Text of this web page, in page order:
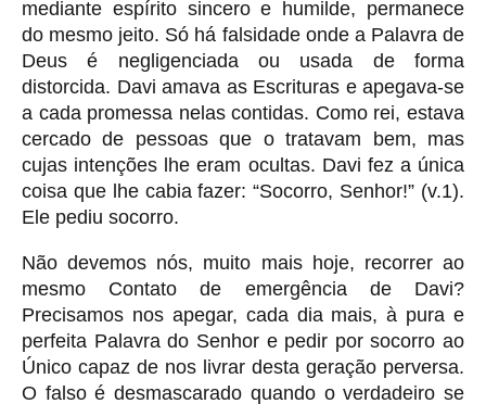
mediante espírito sincero e humilde, permanece
do mesmo jeito. Só há falsidade onde a Palavra de
Deus é negligenciada ou usada de forma
distorcida. Davi amava as Escrituras e apegava-se
a cada promessa nelas contidas. Como rei, estava
cercado de pessoas que o tratavam bem, mas
cujas intenções lhe eram ocultas. Davi fez a única
coisa que lhe cabia fazer: “Socorro, Senhor!” (v.1).
Ele pediu socorro.
Não devemos nós, muito mais hoje, recorrer ao
mesmo Contato de emergência de Davi?
Precisamos nos apegar, cada dia mais, à pura e
perfeita Palavra do Senhor e pedir por socorro ao
Único capaz de nos livrar desta geração perversa.
O falso é desmascarado quando o verdadeiro se